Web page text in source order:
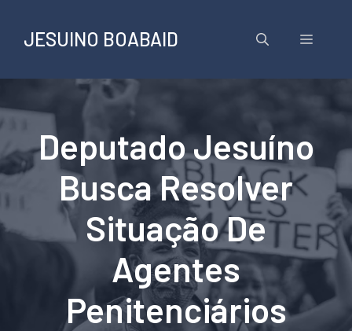
conteúdo
JESUINO BOABAID Menu
Deputado Jesuíno
Busca Resolver
Situação De
Agentes
Penitenciários